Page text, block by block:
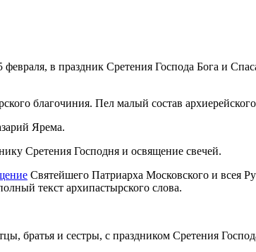
в праздник Сретения Господа Бога и
благочиния. Пел малый состав
Ярема.
Сретения Господня и освящение свечей.
Святейшего Патриарха Московского и всея
текст архипастырского слова.
братья и сестры, с праздником Сретения